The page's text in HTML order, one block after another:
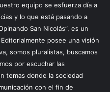
equipo se esfuerza día a
y lo que está pasando a
San Nicolás”, es un
posee una visión
somos pluralistas, buscamos
por escuchar las
temas donde la sociedad
con el fin de